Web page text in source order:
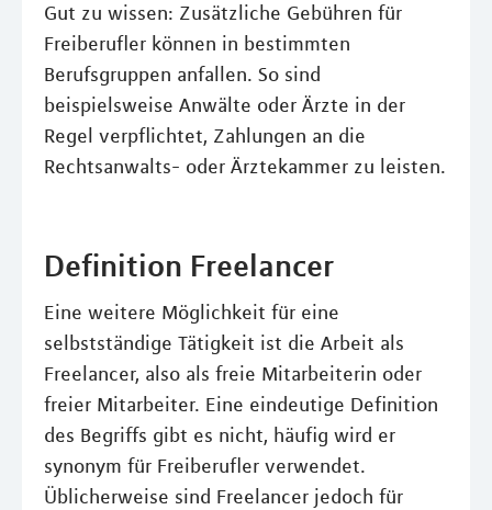
Gut zu wissen: Zusätzliche Gebühren für
Freiberufler können in bestimmten
Berufsgruppen anfallen. So sind
beispielsweise Anwälte oder Ärzte in der
Regel verpflichtet, Zahlungen an die
Rechtsanwalts- oder Ärztekammer zu leisten.
Definition Freelancer
Eine weitere Möglichkeit für eine
selbstständige Tätigkeit ist die Arbeit als
Freelancer, also als freie Mitarbeiterin oder
freier Mitarbeiter. Eine eindeutige Definition
des Begriffs gibt es nicht, häufig wird er
synonym für Freiberufler verwendet.
Üblicherweise sind Freelancer jedoch für